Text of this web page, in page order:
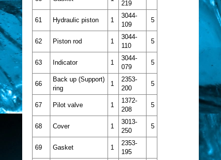
219
61 Hydraulic piston 1
3044-
109
5
62 Piston rod 1
3044-
110
5
63 Indicator 1
3044-
079
5
66
Back up (Support)
ring
1
2353-
200
5
67 Pilot valve 1
1372-
208
5
68 Cover 1
3013-
250
5
69 Gasket 1
2353-
195